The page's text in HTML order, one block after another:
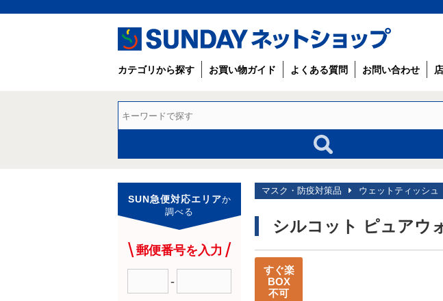
カテゴリから探す お買い物ガイド よくある質問 お問い合わせ
マスク・防疫対策品 ウェットティッシュ
シルコット ピュアウ
すぐ楽
BOX
不可
SUN急便対応エリアか
調べる
郵便番号を入力
-